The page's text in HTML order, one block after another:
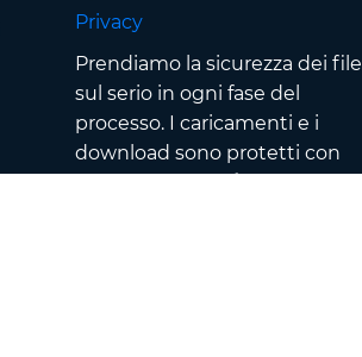
Privacy
Prendiamo la sicurezza dei file
sul serio in ogni fase del
processo. I caricamenti e i
download sono protetti con